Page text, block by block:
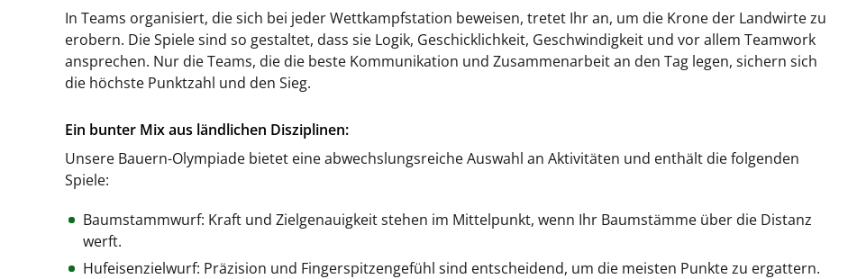
In Teams organisiert, die sich bei jeder Wettkampfstation beweisen, tretet Ihr an, um die Krone der Landwirte zu
erobern. Die Spiele sind so gestaltet, dass sie Logik, Geschicklichkeit, Geschwindigkeit und vor allem Teamwork
ansprechen. Nur die Teams, die die beste Kommunikation und Zusammenarbeit an den Tag legen, sichern sich
die höchste Punktzahl und den Sieg.
Ein bunter Mix aus ländlichen Disziplinen:
Unsere Bauern-Olympiade bietet eine abwechslungsreiche Auswahl an Aktivitäten und enthält die folgenden
Spiele:
Baumstammwurf: Kraft und Zielgenauigkeit stehen im Mittelpunkt, wenn Ihr Baumstämme über die Distanz
werft.
Hufeisenzielwurf: Präzision und Fingerspitzengefühl sind entscheidend, um die meisten Punkte zu ergattern.